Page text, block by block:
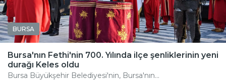
BURSA
Bursa'nın Fethi'nin 700. Yılında ilçe şenliklerinin yeni
durağı Keles oldu
Bursa Büyükşehir Belediyesi'nin, Bursa'nın...